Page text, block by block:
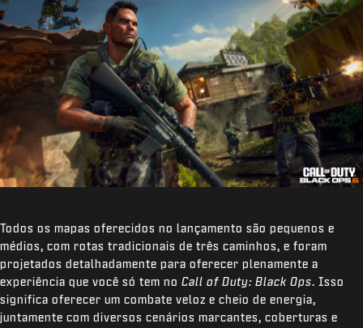
Todos os mapas oferecidos no lançamento são pequenos e
médios, com rotas tradicionais de três caminhos, e foram
projetados detalhadamente para oferecer plenamente a
experiência que você só tem no Call of Duty: Black Ops. Isso
significa oferecer um combate veloz e cheio de energia,
juntamente com diversos cenários marcantes, coberturas e